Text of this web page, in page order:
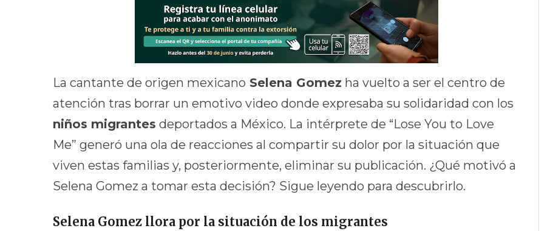
La cantante de origen mexicano Selena Gomez ha vuelto a ser el centro de
atención tras borrar un emotivo video donde expresaba su solidaridad con los
niños migrantes deportados a México. La intérprete de “Lose You to Love
Me” generó una ola de reacciones al compartir su dolor por la situación que
viven estas familias y, posteriormente, eliminar su publicación. ¿Qué motivó a
Selena Gomez a tomar esta decisión? Sigue leyendo para descubrirlo.
Selena Gomez llora por la situación de los migrantes